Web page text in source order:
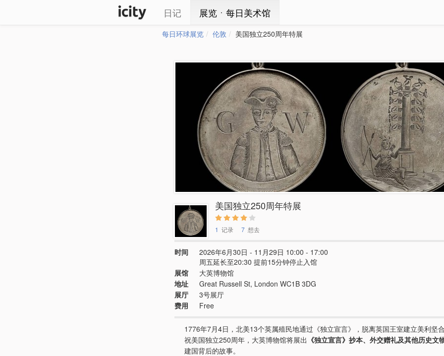
日记 展览ㆍ每日美术馆
每日环球展览 伦敦 美国独立250周年特展
美国独立250周年特展
1 记录 7 想去
时间
2026年6月30日 - 11月29日 10:00 - 17:00
周五延长至20:30 提前15分钟停止入馆
展馆
大英博物馆
地址
Great Russell St, London WC1B 3DG
展厅
3号展厅
费用
Free
1776年7月4日，北美13个英属殖民地通过《独立宣言》，脱离英国王室建立美利坚
祝美国独立250周年，大英博物馆将展出 《独立宣言》抄本、外交赠礼及其他历史文
建国背后的故事。